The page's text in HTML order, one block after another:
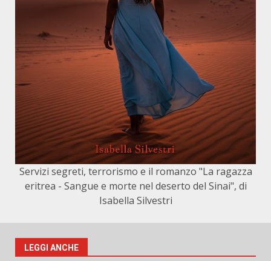
Servizi segreti, terrorismo e il romanzo "La ragazza
eritrea - Sangue e morte nel deserto del Sinai", di
Isabella Silvestri
LEGGI ANCHE